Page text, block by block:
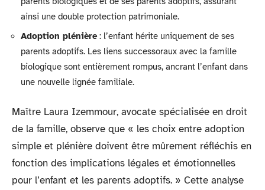
ainsi une double protection patrimoniale.
Adoption plénière: l’enfant hérite uniquement de ses
parents adoptifs. Les liens successoraux avec la famille
biologique sont entièrement rompus, ancrant l’enfant dans
une nouvelle lignée familiale.
Maître Laura Izemmour, avocate spécialisée en droit
de la famille, observe que « les choix entre adoption
simple et plénière doivent être mûrement réfléchis en
fonction des implications légales et émotionnelles
pour l’enfant et les parents adoptifs. » Cette analyse